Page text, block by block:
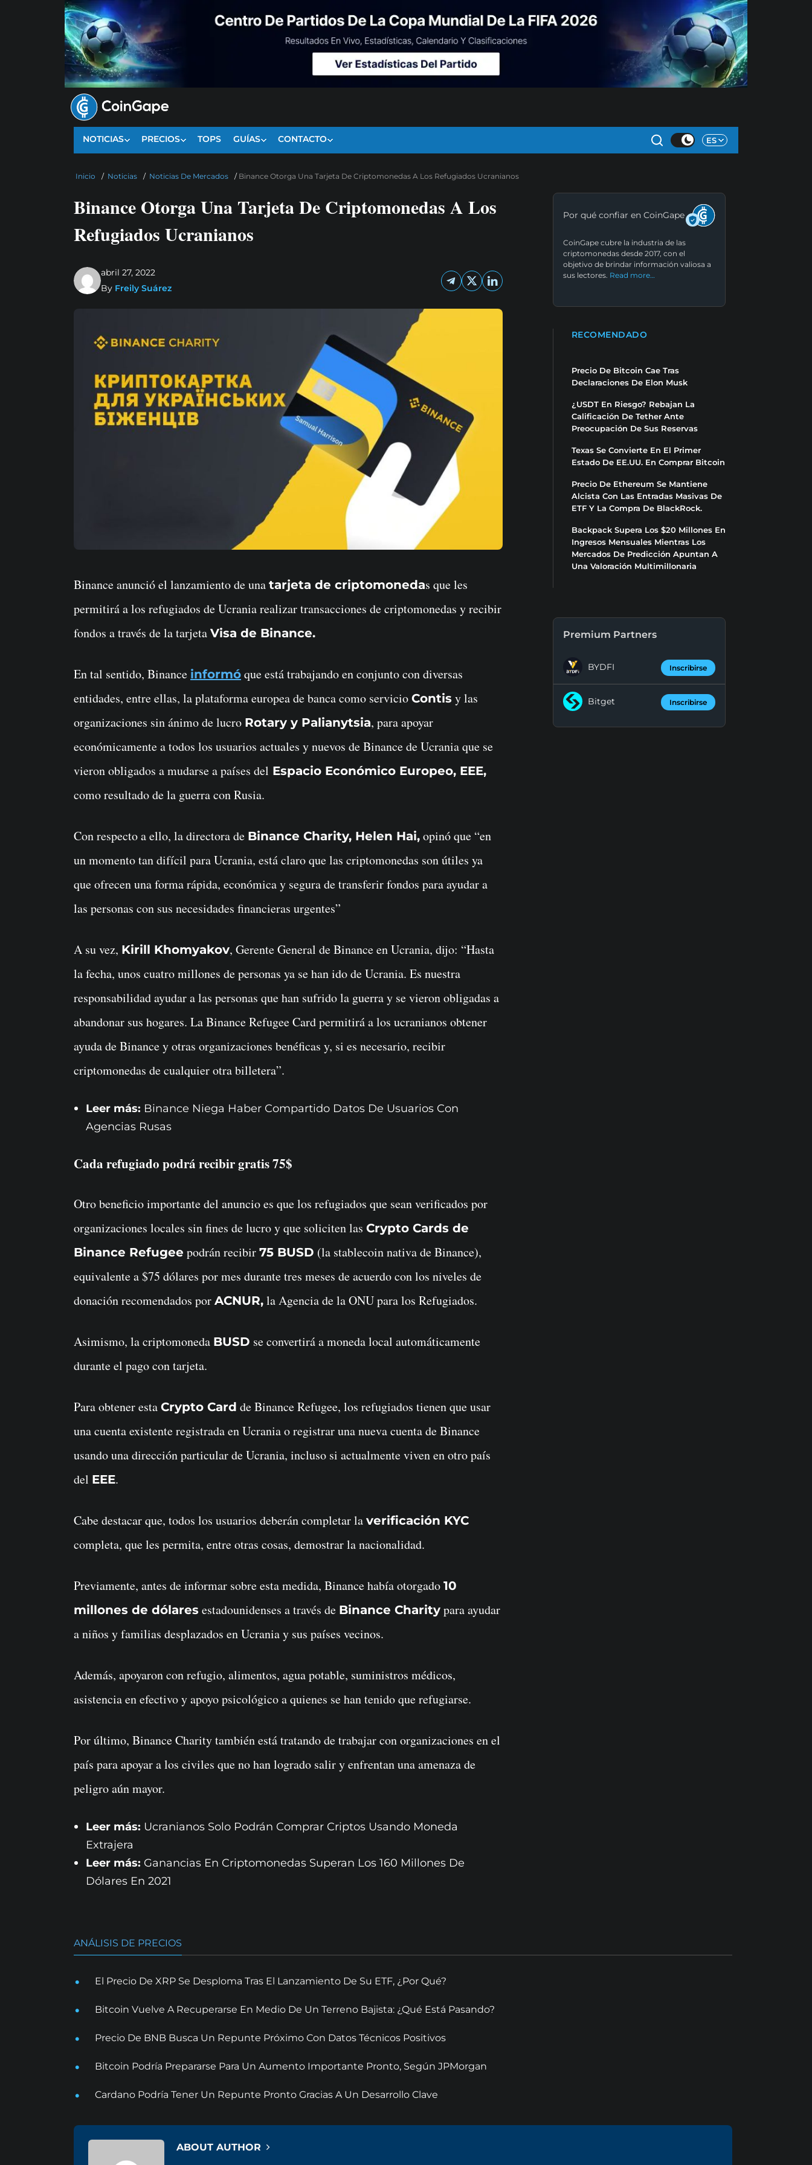
NOTICIAS PRECIOS TOPS GUÍAS CONTACTO ES
Inicio / Noticias / Noticias De Mercados / Binance Otorga Una Tarjeta De Criptomonedas A Los Refugiados Ucranianos
Binance Otorga Una Tarjeta De Criptomonedas A Los
Refugiados Ucranianos
abril 27, 2022
By Freily Suárez
Binance anunció el lanzamiento de una tarjeta de criptomonedas que les
permitirá a los refugiados de Ucrania realizar transacciones de criptomonedas y recibir
fondos a través de la tarjeta Visa de Binance.
En tal sentido, Binance informó que está trabajando en conjunto con diversas
entidades, entre ellas, la plataforma europea de banca como servicio Contis y las
organizaciones sin ánimo de lucro Rotary y Palianytsia, para apoyar
económicamente a todos los usuarios actuales y nuevos de Binance de Ucrania que se
vieron obligados a mudarse a países del Espacio Económico Europeo, EEE,
como resultado de la guerra con Rusia.
Con respecto a ello, la directora de Binance Charity, Helen Hai, opinó que “en
un momento tan difícil para Ucrania, está claro que las criptomonedas son útiles ya
que ofrecen una forma rápida, económica y segura de transferir fondos para ayudar a
las personas con sus necesidades financieras urgentes”
A su vez, Kirill Khomyakov, Gerente General de Binance en Ucrania, dijo: “Hasta
la fecha, unos cuatro millones de personas ya se han ido de Ucrania. Es nuestra
responsabilidad ayudar a las personas que han sufrido la guerra y se vieron obligadas a
abandonar sus hogares. La Binance Refugee Card permitirá a los ucranianos obtener
ayuda de Binance y otras organizaciones benéficas y, si es necesario, recibir
criptomonedas de cualquier otra billetera”.
Leer más: Binance Niega Haber Compartido Datos De Usuarios Con
Agencias Rusas
Cada refugiado podrá recibir gratis 75$
Otro beneficio importante del anuncio es que los refugiados que sean verificados por
organizaciones locales sin fines de lucro y que soliciten las Crypto Cards de
Binance Refugee podrán recibir 75 BUSD (la stablecoin nativa de Binance),
equivalente a $75 dólares por mes durante tres meses de acuerdo con los niveles de
donación recomendados por ACNUR, la Agencia de la ONU para los Refugiados.
Asimismo, la criptomoneda BUSD se convertirá a moneda local automáticamente
durante el pago con tarjeta.
Para obtener esta Crypto Card de Binance Refugee, los refugiados tienen que usar
una cuenta existente registrada en Ucrania o registrar una nueva cuenta de Binance
usando una dirección particular de Ucrania, incluso si actualmente viven en otro país
del EEE.
Cabe destacar que, todos los usuarios deberán completar la verificación KYC
completa, que les permita, entre otras cosas, demostrar la nacionalidad.
Previamente, antes de informar sobre esta medida, Binance había otorgado 10
millones de dólares estadounidenses a través de Binance Charity para ayudar
a niños y familias desplazados en Ucrania y sus países vecinos.
Además, apoyaron con refugio, alimentos, agua potable, suministros médicos,
asistencia en efectivo y apoyo psicológico a quienes se han tenido que refugiarse.
Por último, Binance Charity también está tratando de trabajar con organizaciones en el
país para apoyar a los civiles que no han logrado salir y enfrentan una amenaza de
peligro aún mayor.
Leer más: Ucranianos Solo Podrán Comprar Criptos Usando Moneda
Extrajera
Leer más: Ganancias En Criptomonedas Superan Los 160 Millones De
Dólares En 2021
Por qué confiar en CoinGape
CoinGape cubre la industria de las
criptomonedas desde 2017, con el
objetivo de brindar información valiosa a
sus lectores. Read more…
RECOMENDADO
Precio De Bitcoin Cae Tras
Declaraciones De Elon Musk
¿USDT En Riesgo? Rebajan La
Calificación De Tether Ante
Preocupación De Sus Reservas
Texas Se Convierte En El Primer
Estado De EE.UU. En Comprar Bitcoin
Precio De Ethereum Se Mantiene
Alcista Con Las Entradas Masivas De
ETF Y La Compra De BlackRock.
Backpack Supera Los $20 Millones En
Ingresos Mensuales Mientras Los
Mercados De Predicción Apuntan A
Una Valoración Multimillonaria
Premium Partners
BYDFI Inscribirse
Bitget Inscribirse
ANÁLISIS DE PRECIOS
El Precio De XRP Se Desploma Tras El Lanzamiento De Su ETF, ¿Por Qué?
Bitcoin Vuelve A Recuperarse En Medio De Un Terreno Bajista: ¿Qué Está Pasando?
Precio De BNB Busca Un Repunte Próximo Con Datos Técnicos Positivos
Bitcoin Podría Prepararse Para Un Aumento Importante Pronto, Según JPMorgan
Cardano Podría Tener Un Repunte Pronto Gracias A Un Desarrollo Clave
ABOUT AUTHOR